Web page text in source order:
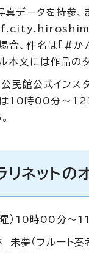
真データを持参
、件名は「＃か
本文には作品の
公民館公式インス
10時00分～12
ネットの
曜）10時00分～
夢（フルート奏